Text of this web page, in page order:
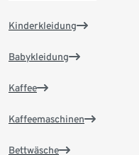
Kinderkleidung
Babykleidung
Kaffee
Kaffeemaschinen
Bettwäsche